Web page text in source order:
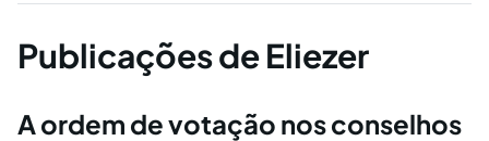
Publicações de Eliezer
A ordem de votação nos conselhos